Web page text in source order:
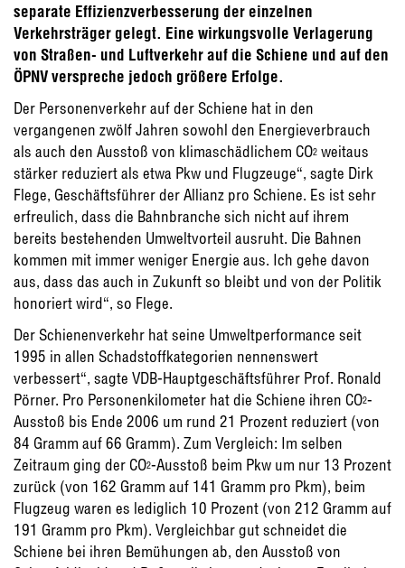
separate Effizienzverbesserung der einzelnen
Verkehrsträger gelegt. Eine wirkungsvolle Verlagerung
von Straßen- und Luftverkehr auf die Schiene und auf den
ÖPNV verspreche jedoch größere Erfolge.
Der Personenverkehr auf der Schiene hat in den
vergangenen zwölf Jahren sowohl den Energieverbrauch
als auch den Ausstoß von klimaschädlichem CO2 weitaus
stärker reduziert als etwa Pkw und Flugzeuge“, sagte Dirk
Flege, Geschäftsführer der Allianz pro Schiene. Es ist sehr
erfreulich, dass die Bahnbranche sich nicht auf ihrem
bereits bestehenden Umweltvorteil ausruht. Die Bahnen
kommen mit immer weniger Energie aus. Ich gehe davon
aus, dass das auch in Zukunft so bleibt und von der Politik
honoriert wird“, so Flege.
Der Schienenverkehr hat seine Umweltperformance seit
1995 in allen Schadstoffkategorien nennenswert
verbessert“, sagte VDB-Hauptgeschäftsführer Prof. Ronald
Pörner. Pro Personenkilometer hat die Schiene ihren CO2-
Ausstoß bis Ende 2006 um rund 21 Prozent reduziert (von
84 Gramm auf 66 Gramm). Zum Vergleich: Im selben
Zeitraum ging der CO2-Ausstoß beim Pkw um nur 13 Prozent
zurück (von 162 Gramm auf 141 Gramm pro Pkm), beim
Flugzeug waren es lediglich 10 Prozent (von 212 Gramm auf
191 Gramm pro Pkm). Vergleichbar gut schneidet die
Schiene bei ihren Bemühungen ab, den Ausstoß von